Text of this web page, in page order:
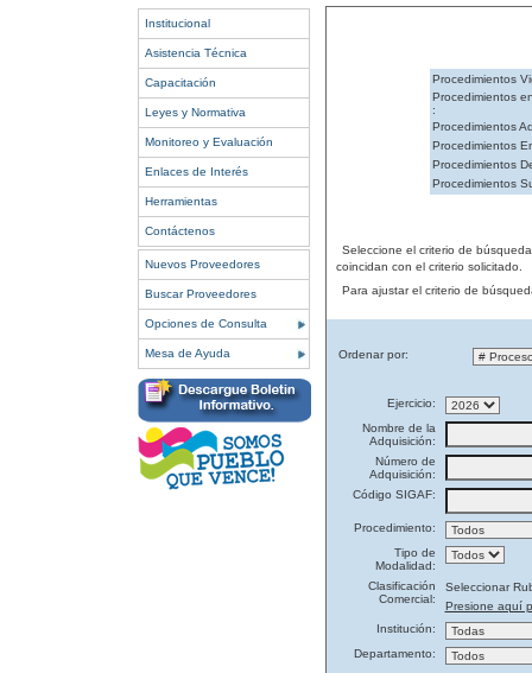
Institucional
Asistencia Técnica
Capacitación
Leyes y Normativa
Monitoreo y Evaluación
Enlaces de Interés
Herramientas
Contáctenos
Nuevos Proveedores
Buscar Proveedores
Opciones de Consulta
Mesa de Ayuda
Procedimientos
Procedimientos
:
Procedimientos
Procedimientos
Procedimientos
Procedimientos
Seleccione el criterio de
coincidan con el criterio solicitado.
Para ajustar el criterio de
Ordenar por:
Ejercicio:
Nombre de la
Adquisición:
Número de
Adquisición:
Código SIGAF:
Procedimiento:
Tipo de
Modalidad:
Clasificación
Comercial:
Seleccionar
Presione aquí
Institución:
Departamento: